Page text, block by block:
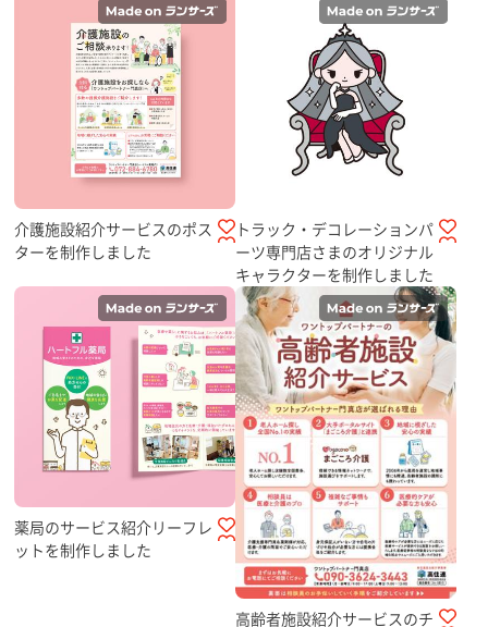
介護施設紹介サービスのポス
ターを制作しました
トラック・デコレーションパ
ーツ専門店さまのオリジナル
キャラクターを制作しました
薬局のサービス紹介リーフレ
ットを制作しました
高齢者施設紹介サービスのチ